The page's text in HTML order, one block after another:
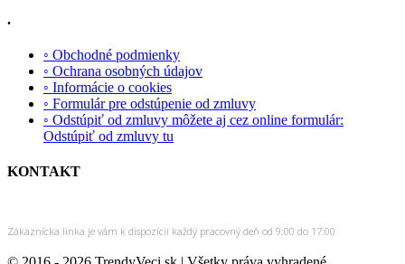
.
◦ Obchodné podmienky
◦ Ochrana osobných údajov
◦ Informácie o cookies
◦ Formulár pre odstúpenie od zmluvy
◦ Odstúpiť od zmluvy môžete aj cez online formulár:
Odstúpiť od zmluvy tu
KONTAKT
Zákaznícka linka je vám k dispozícii každý pracovný deň od 9:00 do 17:00